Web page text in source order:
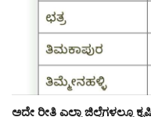
ಅದೇ ರೀತಿ ಎಲ್ಲಾ ಜಿಲ್ಲೆಗಳಲ್ಲೂ